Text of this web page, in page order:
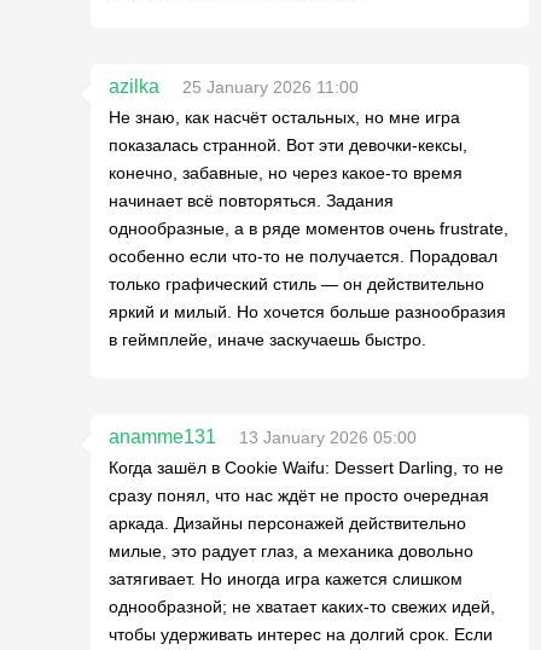
azilka
25 January 2026 11:00
Не знаю, как насчёт остальных, но мне игра
показалась странной. Вот эти девочки-кексы,
конечно, забавные, но через какое-то время
начинает всё повторяться. Задания
однообразные, а в ряде моментов очень frustrate,
особенно если что-то не получается. Порадовал
только графический стиль — он действительно
яркий и милый. Но хочется больше разнообразия
в геймплейе, иначе заскучаешь быстро.
anamme131
13 January 2026 05:00
Когда зашёл в Cookie Waifu: Dessert Darling, то не
сразу понял, что нас ждёт не просто очередная
аркада. Дизайны персонажей действительно
милые, это радует глаз, а механика довольно
затягивает. Но иногда игра кажется слишком
однообразной; не хватает каких-то свежих идей,
чтобы удерживать интерес на долгий срок. Если